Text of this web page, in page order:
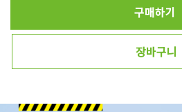
구매하기
장바구니